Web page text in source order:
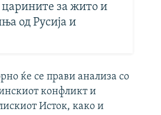
за жито и
од Русија и
ќе се прави анализа со
конфликт и
Исток, како и